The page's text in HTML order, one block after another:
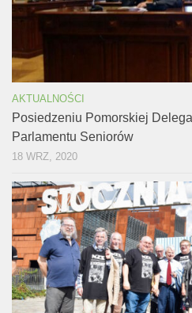
AKTUALNOŚCI
Posiedzeniu Pomorskiej
Parlamentu Seniorów
18 WRZ, 2020